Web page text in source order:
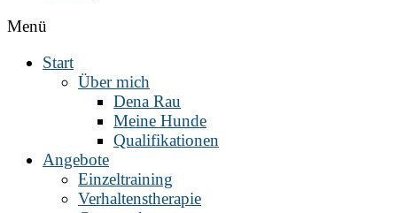
Menü
Start
Über mich
Dena Rau
Meine Hunde
Qualifikationen
Angebote
Einzeltraining
Verhaltenstherapie